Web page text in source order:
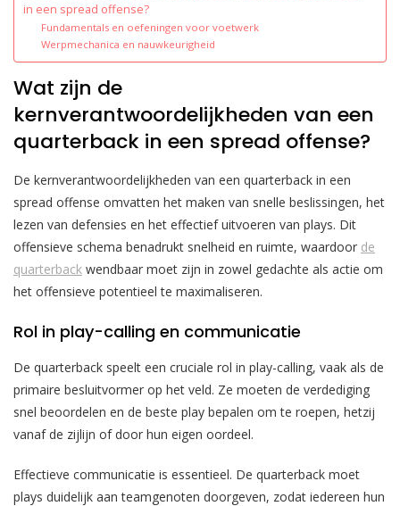
in een spread offense?
Fundamentals en oefeningen voor voetwerk
Werpmechanica en nauwkeurigheid
Wat zijn de
kernverantwoordelijkheden van een
quarterback in een spread offense?
De kernverantwoordelijkheden van een quarterback in een
spread offense omvatten het maken van snelle beslissingen, het
lezen van defensies en het effectief uitvoeren van plays. Dit
offensieve schema benadrukt snelheid en ruimte, waardoor de
quarterback wendbaar moet zijn in zowel gedachte als actie om
het offensieve potentieel te maximaliseren.
Rol in play-calling en communicatie
De quarterback speelt een cruciale rol in play-calling, vaak als de
primaire besluitvormer op het veld. Ze moeten de verdediging
snel beoordelen en de beste play bepalen om te roepen, hetzij
vanaf de zijlijn of door hun eigen oordeel.
Effectieve communicatie is essentieel. De quarterback moet
plays duidelijk aan teamgenoten doorgeven, zodat iedereen hun